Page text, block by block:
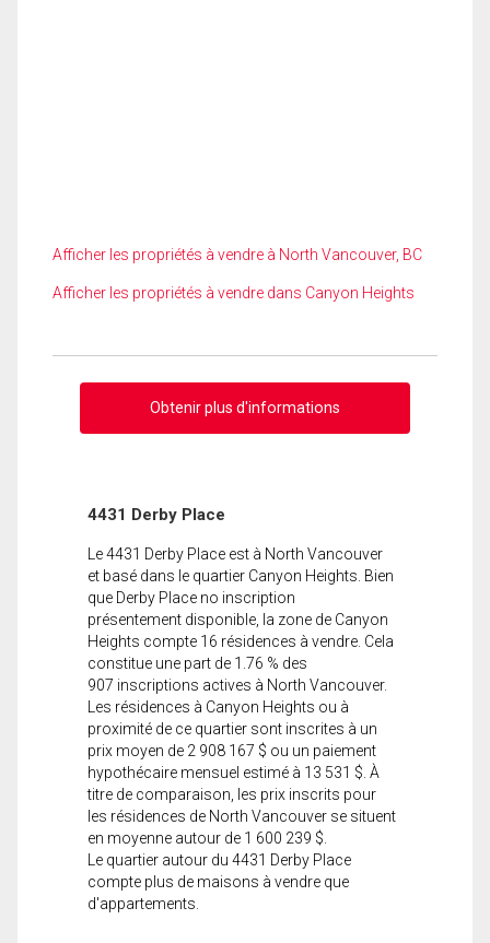
Afficher les propriétés à vendre à North Vancouver, BC
Afficher les propriétés à vendre dans Canyon Heights
Obtenir plus d'informations
4431 Derby Place
Le 4431 Derby Place est à North Vancouver
et basé dans le quartier Canyon Heights. Bien
que Derby Place no inscription
présentement disponible, la zone de Canyon
Heights compte 16 résidences à vendre. Cela
constitue une part de 1.76 % des
907 inscriptions actives à North Vancouver.
Les résidences à Canyon Heights ou à
proximité de ce quartier sont inscrites à un
prix moyen de 2 908 167 $ ou un paiement
hypothécaire mensuel estimé à 13 531 $. À
titre de comparaison, les prix inscrits pour
les résidences de North Vancouver se situent
en moyenne autour de 1 600 239 $.
Le quartier autour du 4431 Derby Place
compte plus de maisons à vendre que
d'appartements.